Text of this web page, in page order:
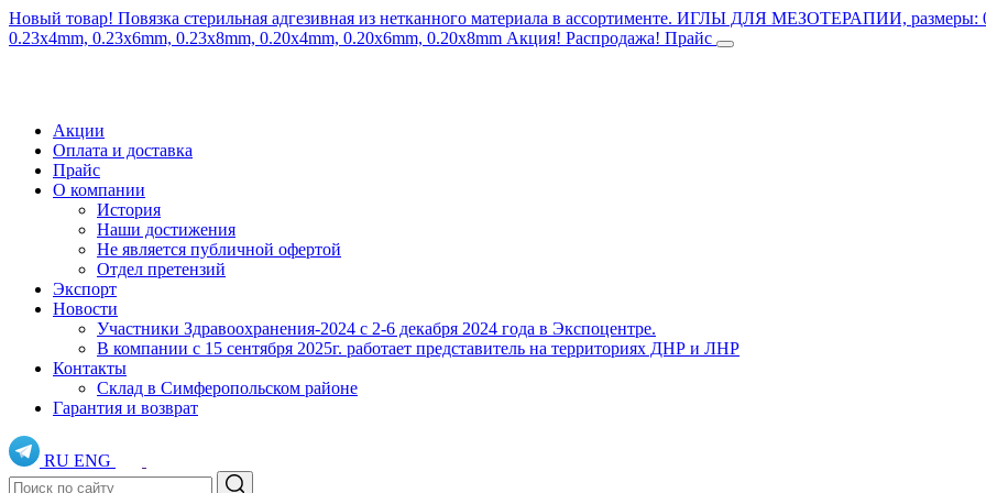
Новый товар! Повязка стерильная адгезивная из нетканного материала в ассортименте. ИГЛЫ ДЛЯ МЕЗОТЕРАПИИ, размеры:
0.23x4mm, 0.23x6mm, 0.23x8mm, 0.20x4mm, 0.20x6mm, 0.20x8mm Акция! Распродажа! Прайс
Акции
Оплата и доставка
Прайс
О компании
История
Наши достижения
Не является публичной офертой
Отдел претензий
Экспорт
Новости
Участники Здравоохранения-2024 с 2-6 декабря 2024 года в Экспоцентре.
В компании с 15 сентября 2025г. работает представитель на территориях ДНР и ЛНР
Контакты
Склад в Симферопольском районе
Гарантия и возврат
RU ENG